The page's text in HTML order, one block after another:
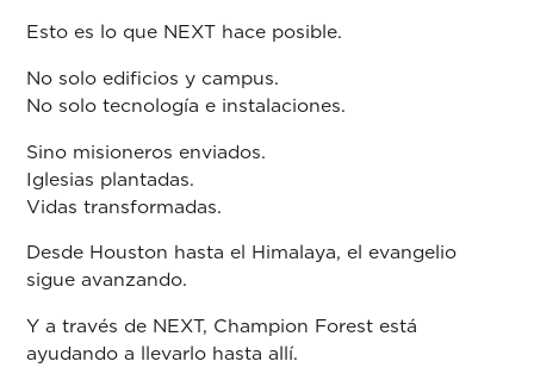
Esto es lo que NEXT hace posible.
No solo edificios y campus.
No solo tecnología e instalaciones.
Sino misioneros enviados.
Iglesias plantadas.
Vidas transformadas.
Desde Houston hasta el Himalaya, el evangelio
sigue avanzando.
Y a través de NEXT, Champion Forest está
ayudando a llevarlo hasta allí.